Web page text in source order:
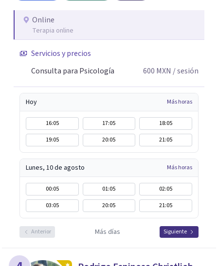
Online
Terapia online
Servicios y precios
Consulta para Psicología
600 MXN / sesión
Hoy Más horas
16:05 17:05
18:05
19:05
20:05 21:05
Lunes, 10 de agosto Más horas
00:05 01:05
02:05
03:05
20:05 21:05
Anterior Más días Siguiente